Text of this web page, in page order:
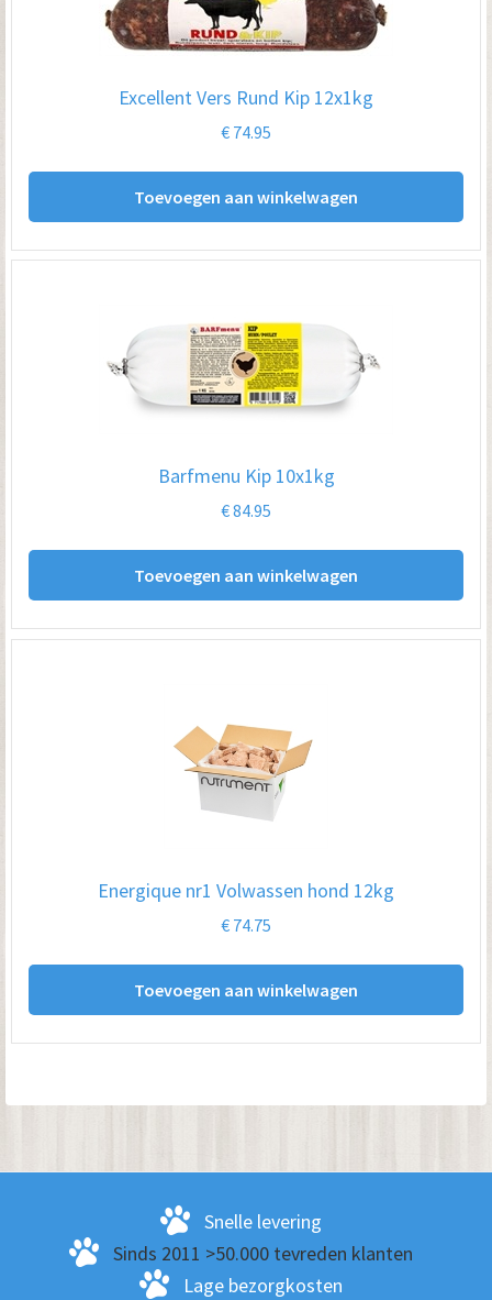
Excellent Vers Rund Kip 12x1kg
€ 74.95
Toevoegen aan winkelwagen
Barfmenu Kip 10x1kg
€84.95
Toevoegen aan winkelwagen
Energique nr1 Volwassen hond 12kg
€ 74.75
Toevoegen aan winkelwagen
Snelle levering
Sinds 2011 >50.000 tevreden klanten
Lage bezorgkosten